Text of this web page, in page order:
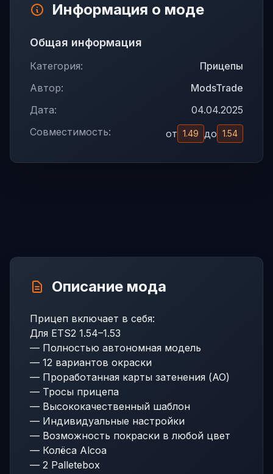
Информация о моде
Общая информация
Категория:
Прицепы
Автор:
ModsTrade
Дата:
04.04.2025
Совместимость:
от 1.49 до 1.54
Описание мода
Прицеп включает в себя:
Для ETS2 1.54–1.53
— Полностью автономная модель
— 12 вариантов окраски
— Проработанная карты затенения (AO)
— Тросы прицепа
— Высококачественный шаблон
— Индивидуальные настройки
— Возможность покраски в любой цвет
— Колёса Alcoa
— 2 Palletebox